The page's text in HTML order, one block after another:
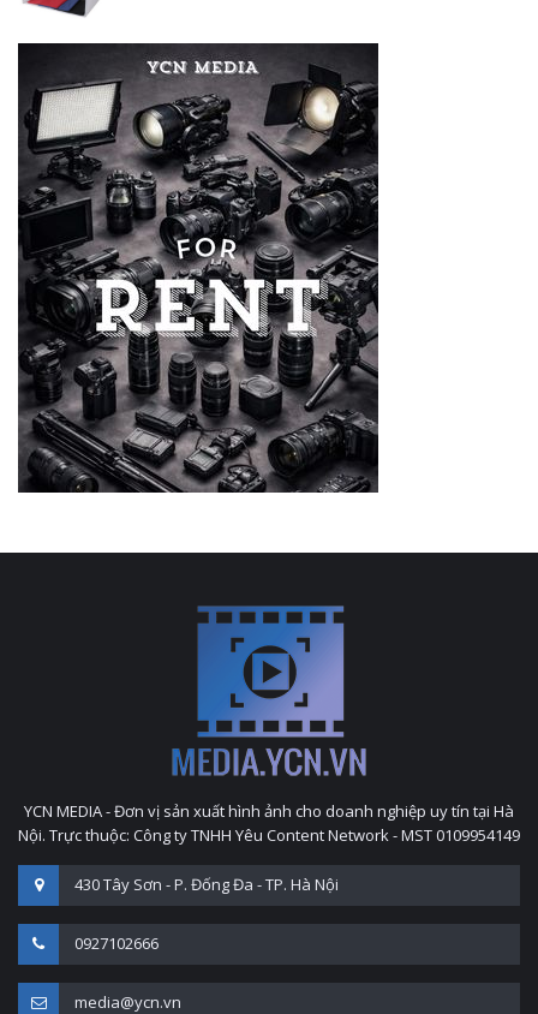
YCN MEDIA - Đơn vị sản xuất hình ảnh cho doanh nghiệp uy tín tại Hà
Nội. Trực thuộc: Công ty TNHH Yêu Content Network - MST 0109954149
430 Tây Sơn - P. Đống Đa - TP. Hà Nội
0927102666
media@ycn.vn